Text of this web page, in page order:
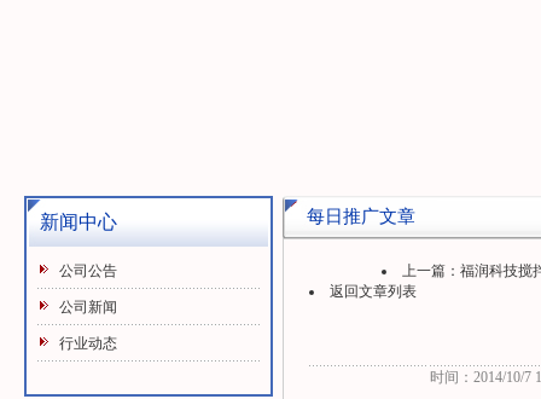
新闻中心
公司公告
公司新闻
行业动态
每日推广文章
上一篇： 福润科技搅
返回文章列表
时间：2014/10/7